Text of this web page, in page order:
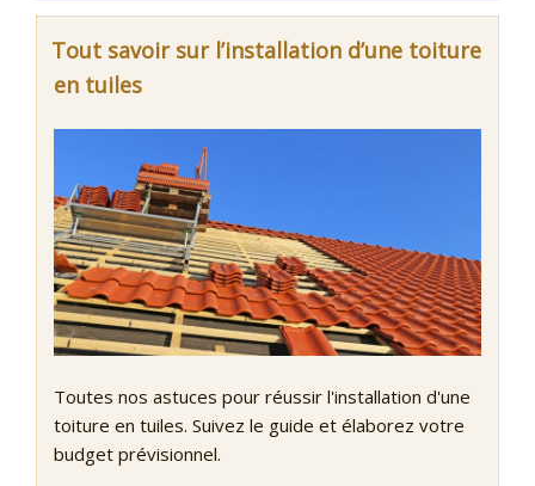
Tout savoir sur l’installation d’une toiture
en tuiles
Toutes nos astuces pour réussir l'installation d'une
toiture en tuiles. Suivez le guide et élaborez votre
budget prévisionnel.